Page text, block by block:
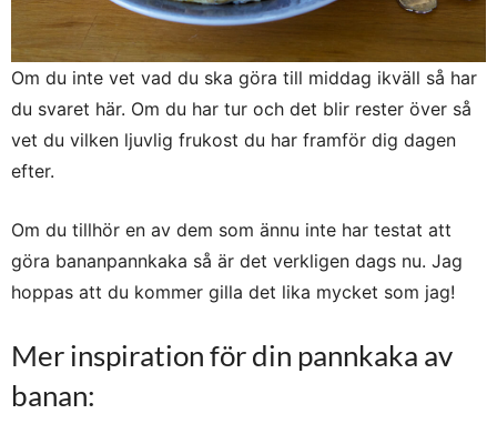
Om du inte vet vad du ska göra till middag ikväll så har
du svaret här. Om du har tur och det blir rester över så
vet du vilken ljuvlig frukost du har framför dig dagen
efter.
Om du tillhör en av dem som ännu inte har testat att
göra bananpannkaka så är det verkligen dags nu. Jag
hoppas att du kommer gilla det lika mycket som jag!
Mer inspiration för din pannkaka av
banan: